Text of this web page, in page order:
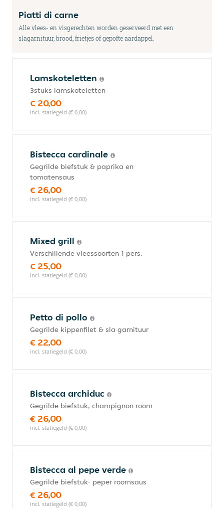
Piatti di carne
Alle vlees- en visgerechten worden geserveerd met een
slagarnituur, brood, frietjes of gepofte aardappel.
Lamskoteletten
3stuks lamskoteletten
€ 20,00
incl. statiegeld (€ 0,00)
Bistecca cardinale
Gegrilde biefstuk & paprika en
tomatensaus
€ 26,00
incl. statiegeld (€ 0,00)
Mixed grill
Verschillende vleessoorten 1 pers.
€ 25,00
incl. statiegeld (€ 0,00)
Petto di pollo
Gegrilde kippenfilet & sla garnituur
€ 22,00
incl. statiegeld (€ 0,00)
Bistecca archiduc
Gegrilde biefstuk, champignon room
€ 26,00
incl. statiegeld (€ 0,00)
Bistecca al pepe verde
Gegrilde biefstuk- peper roomsaus
€ 26,00
incl. statiegeld (€ 0,00)